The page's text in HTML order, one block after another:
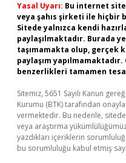
Yasal Uyarı: Bu internet
veya şahıs şirketi ile hiçbir
Sitede yalnızca kendi
paylaşılmaktadır. Burada
taşımamakta olup, gerçek
paylaşım
benzerlikleri tamamen
Sitemiz, 5651 Sayılı Kanun
Kurumu (BTK) tarafından
vermektedir. Bu nedenle,
veya araştırma
yazdıkları içeriklerin
bu sorumluluğu kabul etmiş